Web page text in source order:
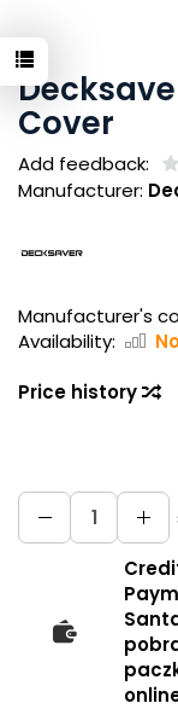
Cover
Add feedback:
Manufacturer:
Manufacturer's
Availability:
Price history